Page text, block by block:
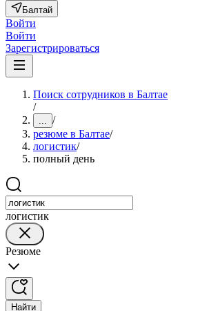
Балтай
Войти
Войти
Зарегистрироваться
Поиск сотрудников в Балтае
/
... /
резюме в Балтае/
логистик/
полный день
логистик
Резюме
Найти